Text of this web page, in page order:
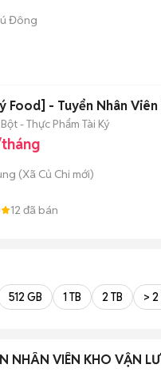
Đông
Food] - Tuyển Nhân
- Thực Phẩm Tài Ký
(Xã Củ Chi mới)
12 đã bán
512 GB 1 TB 2 TB > 2
NHÂN VIÊN KHO VẬN